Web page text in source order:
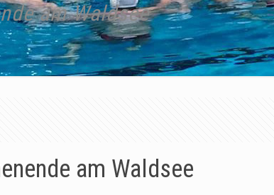
am Waldsee
am Waldsee